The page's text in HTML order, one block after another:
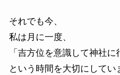
それでも今、
私は月に一度、
「吉方位を意識して神社に
という時間を大切にしてい